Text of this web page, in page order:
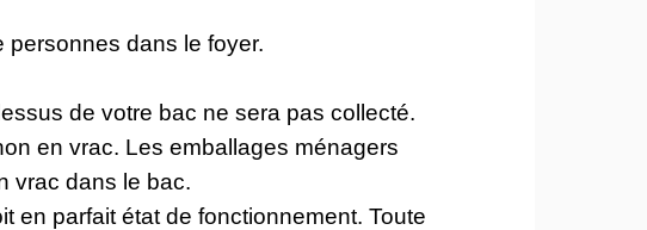
dans le foyer.
de votre bac ne sera pas collecté.
en vrac. Les emballages ménagers
vrac dans le bac.
en parfait état de fonctionnement. Toute